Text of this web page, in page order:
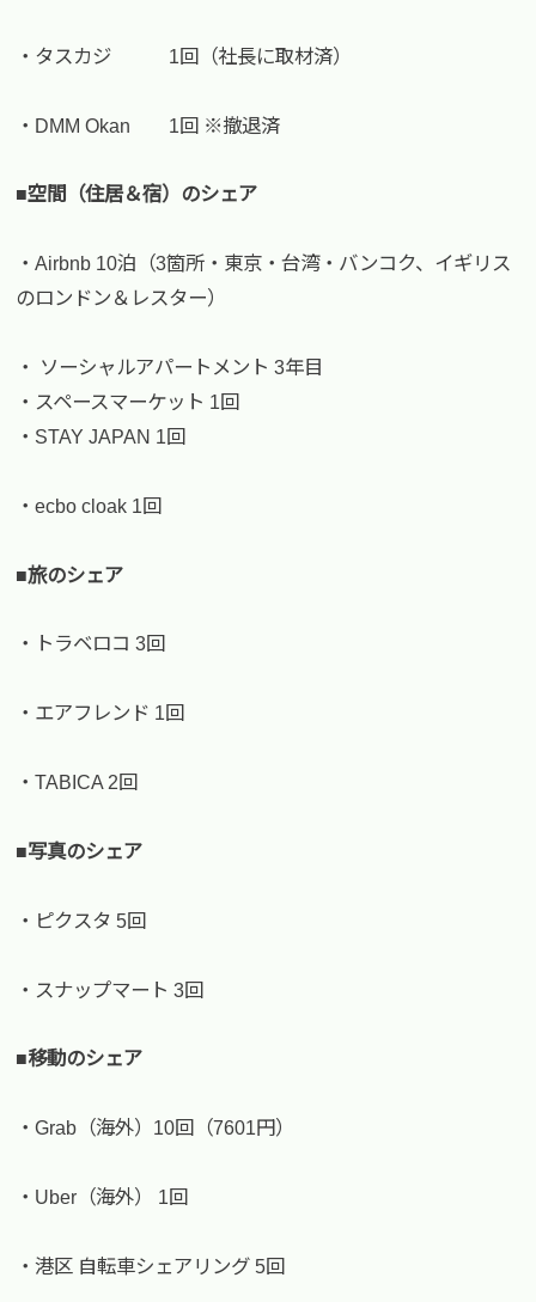
・タスカジ 1回（社長に取材済）
・DMM Okan 1回 ※撤退済
■空間（住居＆宿）のシェア
・Airbnb 10泊（3箇所・東京・台湾・バンコク、イギリス
のロンドン＆レスター）
・ ソーシャルアパートメント 3年目
・スペースマーケット 1回
・STAY JAPAN 1回
・ecbo cloak 1回
■旅のシェア
・トラベロコ 3回
・エアフレンド 1回
・TABICA 2回
■写真のシェア
・ピクスタ 5回
・スナップマート 3回
■移動のシェア
・Grab（海外）10回（7601円）
・Uber（海外） 1回
・港区 自転車シェアリング 5回